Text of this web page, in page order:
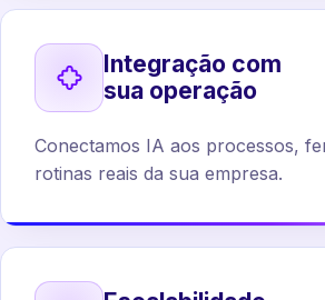
Integração com
sua operação
Conectamos IA aos processos,
rotinas reais da sua empresa.